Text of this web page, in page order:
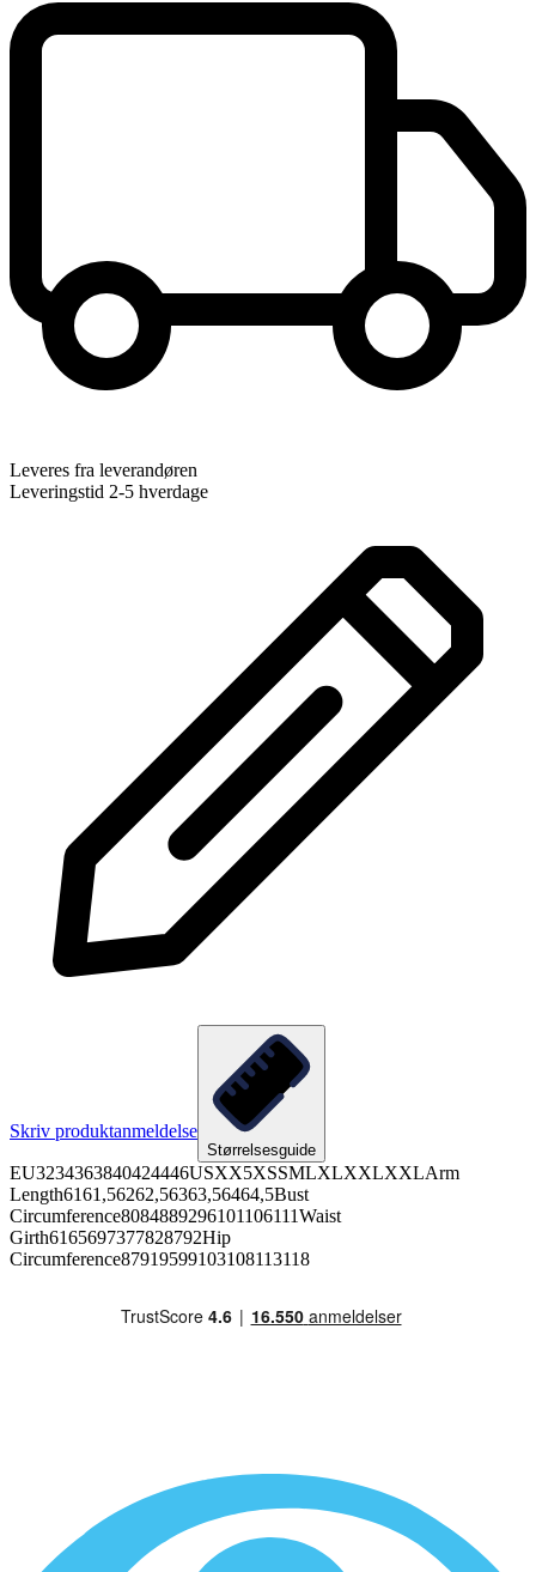
Leveres fra leverandøren
Leveringstid 2-5 hverdage
Skriv produktanmeldelse
Størrelsesguide
EU3234363840424446USXX5XSSMLXLXXLXXLArm
Length6161,56262,56363,56464,5Bust
Circumference8084889296101106111Waist
Girth6165697377828792Hip
Circumference87919599103108113118